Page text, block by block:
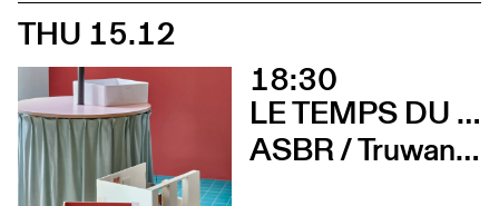
THU 15.12
18:30
LE TEMPS DU DÉTAIL. EXTRAITS D’ARCHITECTURE SUISSE CONTEMPORAINE
ASBR / Truwant + Rodet +, Boltshauser Architekten AG, Buol & Zünd, COCI, Wilfried Dechau, Rahbaran Hürzeler Architects, Rapin Saiz Architectes (Vernissage)